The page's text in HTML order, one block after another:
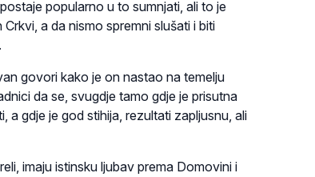
popularno u to sumnjati, ali to je
a da nismo spremni slušati i biti
govori kako je on nastao na temelju
da se, svugdje tamo gdje je prisutna
a gdje je god stihija, rezultati zapljusnu, ali
imaju istinsku ljubav prema Domovini i